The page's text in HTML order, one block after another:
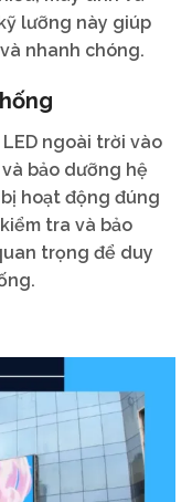
lưỡng này giúp
nhanh chóng.
ngoài trời vào
bảo dưỡng hệ
hoạt động đúng
tra và bảo
trọng để duy